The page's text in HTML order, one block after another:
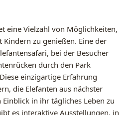
eine Vielzahl von Möglichkeiten,
Kindern zu genießen. Eine der
bei der Besucher
durch den Park
einzigartige Erfahrung
die Elefanten aus nächster
in ihr tägliches Leben zu
es interaktive Ausstellungen, in